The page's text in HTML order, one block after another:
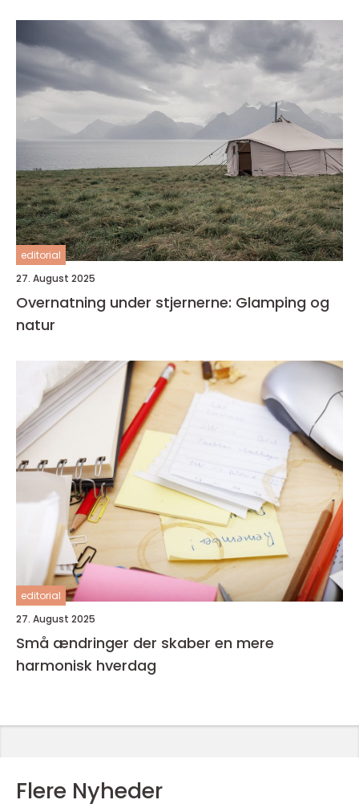
editorial
27. August 2025
Overnatning under stjernerne: Glamping og
natur
editorial
27. August 2025
Små ændringer der skaber en mere
harmonisk hverdag
Flere Nyheder